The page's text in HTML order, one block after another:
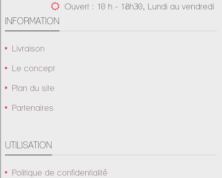
Ouvert : 10 h - 18h30, Lundi au vendredi
INFORMATION
Livraison
Le concept
Plan du site
Partenaires
UTILISATION
Politique de confidentialité